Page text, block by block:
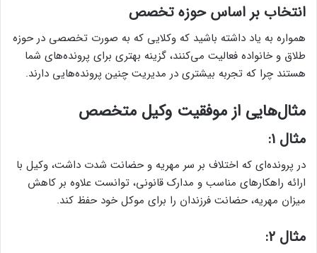
انتخاب بر اساس حوزه تخصص
همواره به یاد داشته باشید که وکلایی که به صورت تخصصی در حوزه
طلاق و خانواده فعالیت می‌کنند، گزینه بهتری برای پرونده‌های شما
هستند چرا که تجربه بیشتری در مدیریت چنین پرونده‌هایی دارند.
مثال‌هایی از موفقیت وکیل متخصص
مثال ۱:
در پرونده‌ای که اختلاف بر سر مهریه و حضانت شدت داشت، وکیل با
ارائه راهکارهای مناسب و مدارک قانونی، توانست علاوه بر کاهش
میزان مهریه، حضانت فرزندان را برای موکل خود حفظ کند.
مثال ۲: